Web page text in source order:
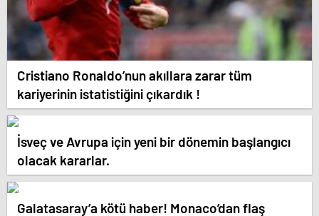
Cristiano Ronaldo’nun akıllara zarar tüm
kariyerinin istatistiğini çıkardık !
İsveç ve Avrupa için yeni bir dönemin başlangıcı
olacak kararlar.
Galatasaray’a kötü haber! Monaco’dan flaş